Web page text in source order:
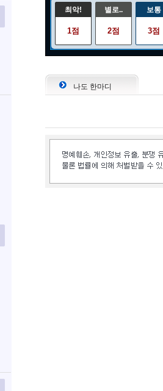
최악!
1점
별로..
2점
보통
3점
나도 한마디